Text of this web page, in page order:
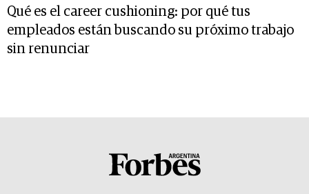
Qué es el career cushioning: por qué tus
empleados están buscando su próximo trabajo
sin renunciar